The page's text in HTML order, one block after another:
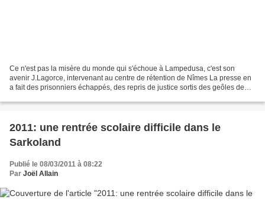
Ce n'est pas la misère du monde qui s'échoue à Lampedusa, c'est son
avenir J.Lagorce, intervenant au centre de rétention de Nîmes La presse en
a fait des prisonniers échappés, des repris de justice sortis des geôles de
2011: une rentrée scolaire difficile dans le
Sarkoland
Publié le 08/03/2011 à 08:22
Par Joël Allain